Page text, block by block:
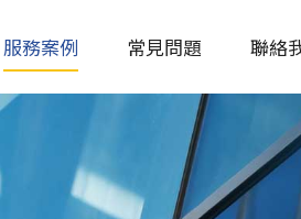
服務案例 常見問題 聯絡